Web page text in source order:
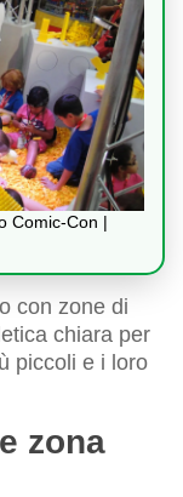
Comic-Con |
con zone di
chiara per
piccoli e i loro
zona